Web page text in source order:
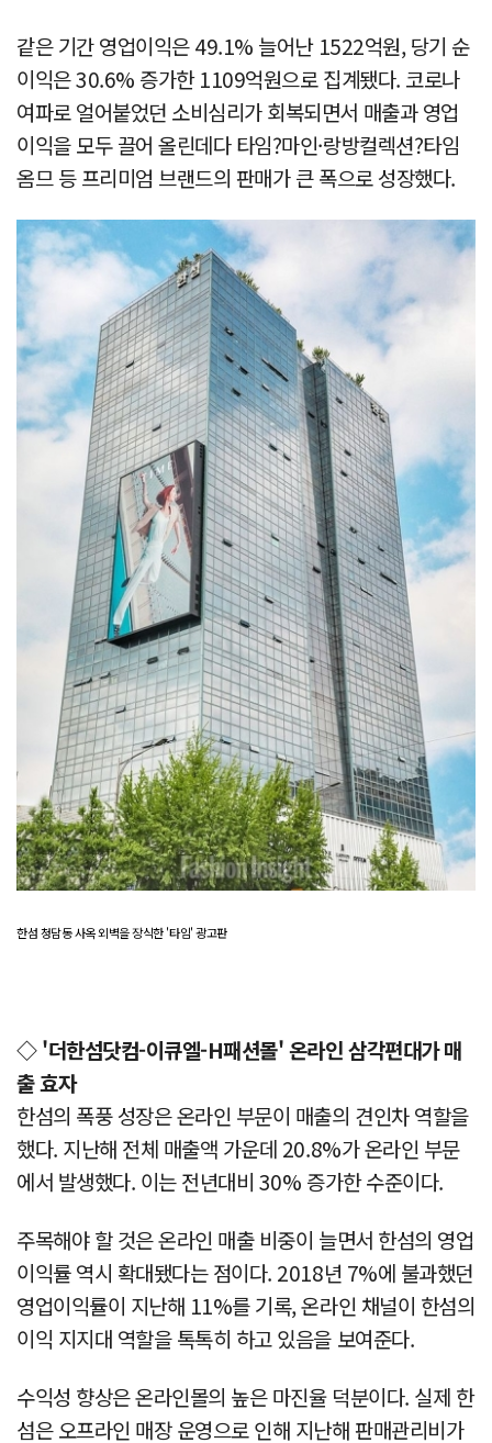
같은 기간 영업이익은 49.1% 늘어난 1522억원, 당기 순
이익은 30.6% 증가한 1109억원으로 집계됐다. 코로나
여파로 얼어붙었던 소비심리가 회복되면서 매출과 영업
이익을 모두 끌어 올린데다 타임?마인·랑방컬렉션?타임
옴므 등 프리미엄 브랜드의 판매가 큰 폭으로 성장했다.
한섬 청담동 사옥 외벽을 장식한 '타임' 광고판
◇ '더한섬닷컴-이큐엘-H패션몰' 온라인 삼각편대가 매
출 효자
한섬의 폭풍 성장은 온라인 부문이 매출의 견인차 역할을
했다. 지난해 전체 매출액 가운데 20.8%가 온라인 부문
에서 발생했다. 이는 전년대비 30% 증가한 수준이다.
주목해야 할 것은 온라인 매출 비중이 늘면서 한섬의 영업
이익률 역시 확대됐다는 점이다. 2018년 7%에 불과했던
영업이익률이 지난해 11%를 기록, 온라인 채널이 한섬의
이익 지지대 역할을 톡톡히 하고 있음을 보여준다.
수익성 향상은 온라인몰의 높은 마진율 덕분이다. 실제 한
섬은 오프라인 매장 운영으로 인해 지난해 판매관리비가